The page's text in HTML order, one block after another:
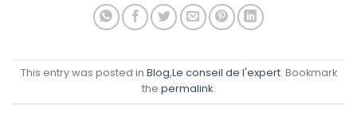
This entry was posted in Blog,Le conseil de l'expert. Bookmark
the permalink.